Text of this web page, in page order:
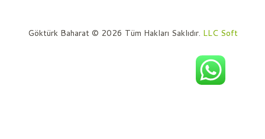
Göktürk Baharat © 2026 Tüm Hakları Saklıdır. LLC Soft